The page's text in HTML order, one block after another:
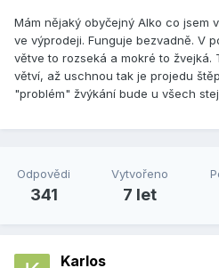
Mám nějaký obyčejný Alko co jsem
ve výprodeji. Funguje bezvadně. V
větve to rozseká a mokré to žvejká.
větví, až uschnou tak je projedu
"problém" žvýkání bude u všech
Odpovědi
341
Vytvořeno
7 let
Karlos